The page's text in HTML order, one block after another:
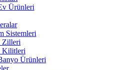
Ürünleri
Sistemleri
Zilleri
Kilitleri
Ürünleri